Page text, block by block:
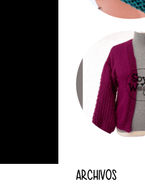
ARCHIVOS